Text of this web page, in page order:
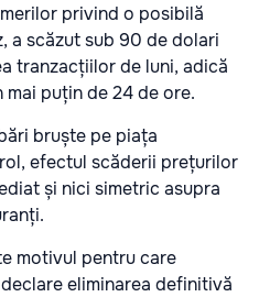
privind o posibilă
a scăzut sub 90 de dolari
tranzacțiilor de luni, adică
puțin de 24 de ore.
bruște pe piața
efectul scăderii prețurilor
și nici simetric asupra
motivul pentru care
eliminarea definitivă